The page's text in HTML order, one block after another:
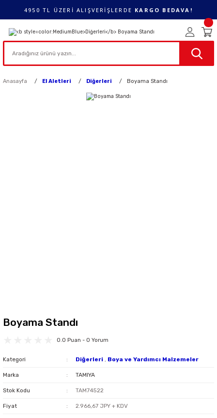
4950 TL ÜZERİ ALIŞVERİŞLERDE KARGO BEDAVA!
Anasayfa El Aletleri Diğerleri Boyama Standı
Boyama Standı
0.0 Puan - 0 Yorum
Kategori Diğerleri , Boya ve Yardımcı Malzemeler
Marka TAMIYA
Stok Kodu TAM74522
Fiyat 2.966,67 JPY + KDV